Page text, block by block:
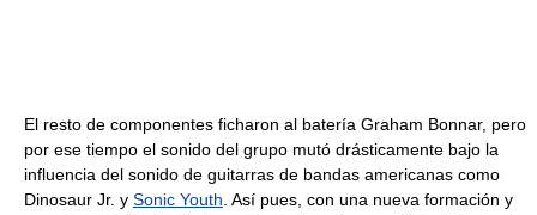
El resto de componentes ficharon al batería Graham Bonnar, pero
por ese tiempo el sonido del grupo mutó drásticamente bajo la
influencia del sonido de guitarras de bandas americanas como
Dinosaur Jr. y Sonic Youth . Así pues, con una nueva formación y